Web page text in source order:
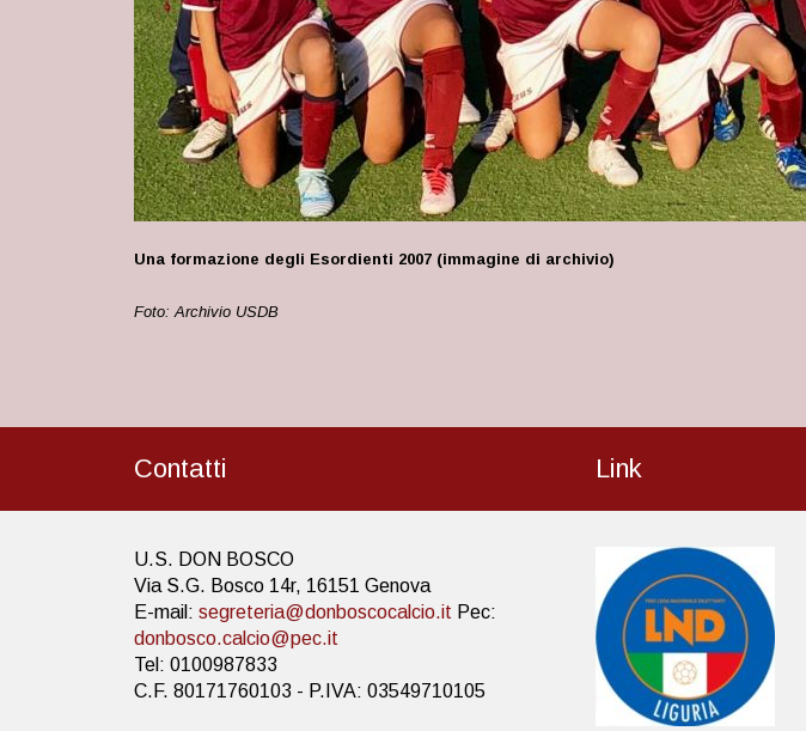
Una formazione degli Esordienti 2007 (immagine di archivio)
Foto: Archivio USDB
Contatti
U.S. DON BOSCO
Via S.G. Bosco 14r, 16151 Genova
E-mail: segreteria@donboscocalcio.it Pec:
donbosco.calcio@pec.it
Tel: 0100987833
C.F. 80171760103 - P.IVA: 03549710105
Link